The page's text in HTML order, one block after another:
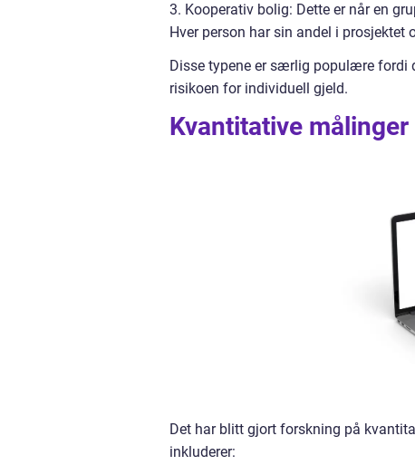
3. Kooperativ bolig: Dette er når en
Hver person har sin andel i
Disse typene er særlig populære fordi
risikoen for individuell gjeld.
Kvantitative
Det har blitt gjort forskning på
inkluderer: